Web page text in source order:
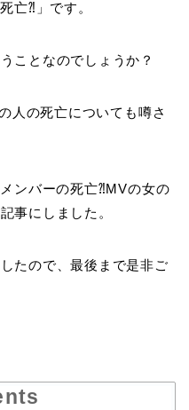
亡⁈」です。
ことなのでしょうか？
人の死亡についても噂さ
ンバーの死亡⁈MVの女の
事にしました。
たので、最後まで是非ご